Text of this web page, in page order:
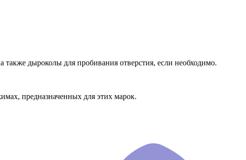
дыроколы для пробивания отверстия, если необходимо.
предназначенных для этих марок.